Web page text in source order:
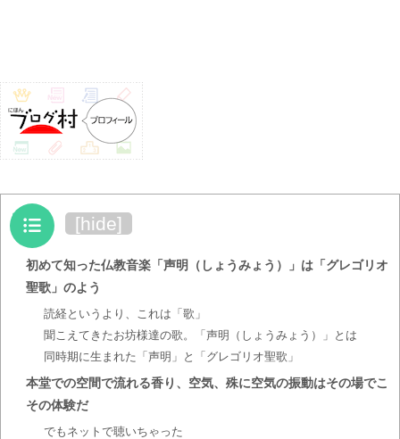
目次 [hide]
初めて知った仏教音楽「声明（しょうみょう）」は「グレゴリオ
聖歌」のよう
読経というより、これは「歌」
聞こえてきたお坊様達の歌。「声明（しょうみょう）」とは
同時期に生まれた「声明」と「グレゴリオ聖歌」
本堂での空間で流れる香り、空気、殊に空気の振動はその場でこ
その体験だ
でもネットで聴いちゃった